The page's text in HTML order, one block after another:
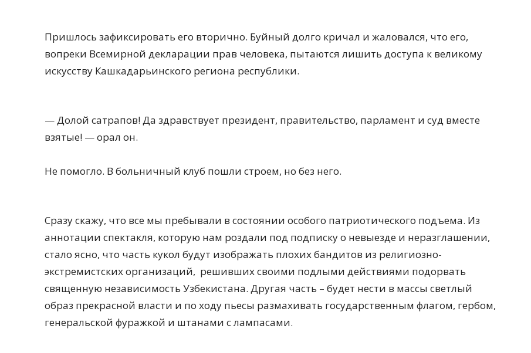
Пришлось зафиксировать его вторично. Буйный долго кричал и жаловался, что его,
вопреки Всемирной декларации прав человека, пытаются лишить доступа к великому
искусству Кашкадарьинского региона республики.
— Долой сатрапов! Да здравствует президент, правительство, парламент и суд вместе
взятые! — орал он.
Не помогло. В больничный клуб пошли строем, но без него.
Сразу скажу, что все мы пребывали в состоянии особого патриотического подъема. Из
аннотации спектакля, которую нам роздали под подписку о невыезде и неразглашении,
стало ясно, что часть кукол будут изображать плохих бандитов из религиозно-
экстремистских организаций, решивших своими подлыми действиями подорвать
священную независимость Узбекистана. Другая часть – будет нести в массы светлый
образ прекрасной власти и по ходу пьесы размахивать государственным флагом, гербом,
генеральской фуражкой и штанами с лампасами.